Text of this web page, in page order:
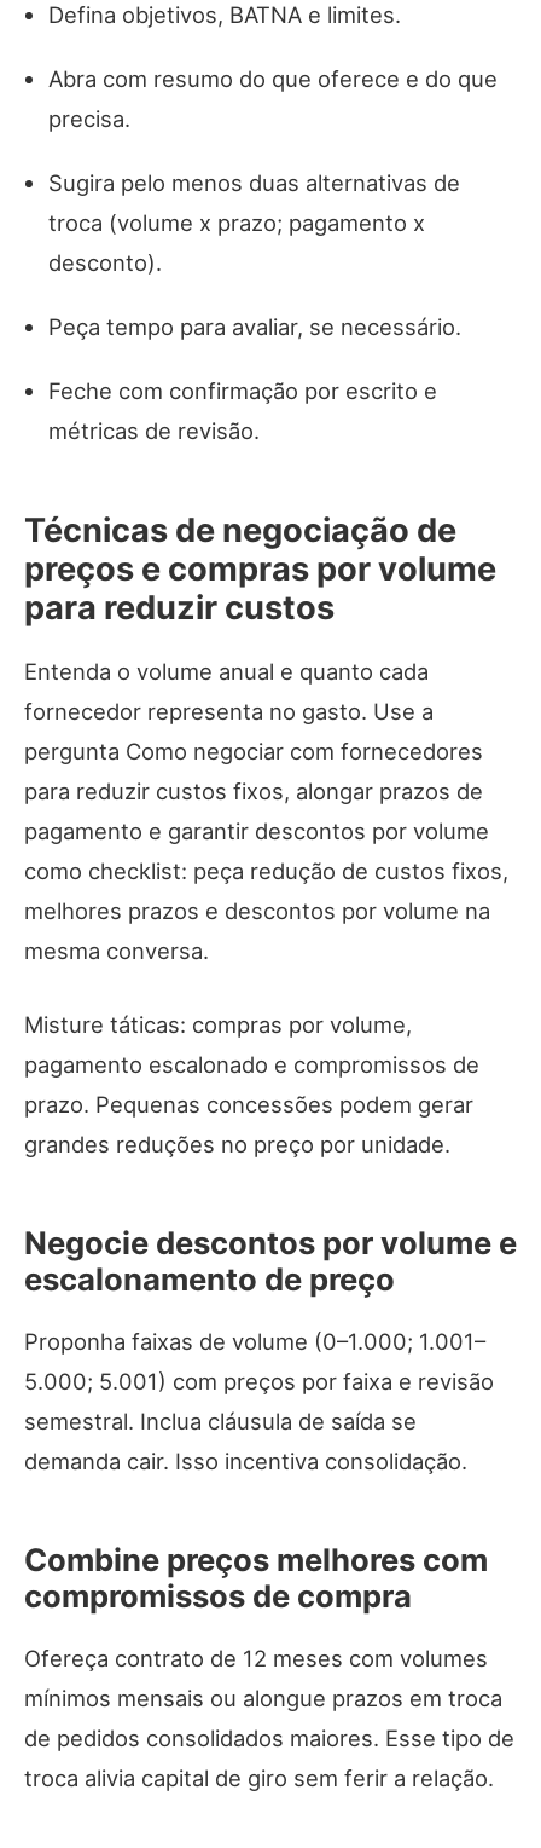
Defina objetivos, BATNA e limites.
Abra com resumo do que oferece e do que
precisa.
Sugira pelo menos duas alternativas de
troca (volume x prazo; pagamento x
desconto).
Peça tempo para avaliar, se necessário.
Feche com confirmação por escrito e
métricas de revisão.
Técnicas de negociação de
preços e compras por volume
para reduzir custos
Entenda o volume anual e quanto cada
fornecedor representa no gasto. Use a
pergunta Como negociar com fornecedores
para reduzir custos fixos, alongar prazos de
pagamento e garantir descontos por volume
como checklist: peça redução de custos fixos,
melhores prazos e descontos por volume na
mesma conversa.
Misture táticas: compras por volume,
pagamento escalonado e compromissos de
prazo. Pequenas concessões podem gerar
grandes reduções no preço por unidade.
Negocie descontos por volume e
escalonamento de preço
Proponha faixas de volume (0–1.000; 1.001–
5.000; 5.001) com preços por faixa e revisão
semestral. Inclua cláusula de saída se
demanda cair. Isso incentiva consolidação.
Combine preços melhores com
compromissos de compra
Ofereça contrato de 12 meses com volumes
mínimos mensais ou alongue prazos em troca
de pedidos consolidados maiores. Esse tipo de
troca alivia capital de giro sem ferir a relação.